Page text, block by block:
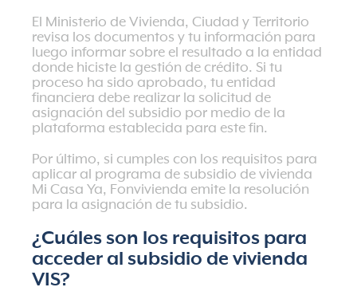
El Ministerio de Vivienda, Ciudad y Territorio
revisa los documentos y tu información para
luego informar sobre el resultado a la entidad
donde hiciste la gestión de crédito. Si tu
proceso ha sido aprobado, tu entidad
financiera debe realizar la solicitud de
asignación del subsidio por medio de la
plataforma establecida para este fin.
Por último, si cumples con los requisitos para
aplicar al programa de subsidio de vivienda
Mi Casa Ya, Fonvivienda emite la resolución
para la asignación de tu subsidio.
¿Cuáles son los requisitos para
acceder al subsidio de vivienda
VIS?